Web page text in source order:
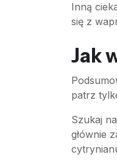
Inną
się z
Jak
patrz
Szukaj
głównie